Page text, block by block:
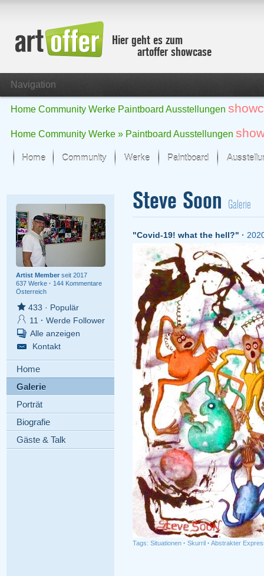
Hier geht es zum
artoffer showcase
Navigation
Home Community Werke Paintboard Ausstellungen
Home Community Werke » Paintboard Ausstellungen
Home Community Werke
Der letzte Monat im Fokus
Alle Fokus-Werke
Fokus-Werke
Neue Werke – Auswahl
Alle neuen Werke
Paintboard
Artist Memberseit 2017
637 Werke · 144 Kommentare
Österreich
433 · Populär
11 · Werde Follower
Alle anzeigen
Kontakt
Home
Galerie
Porträt
Biografie
Gäste & Talk
Steve Soon Galerie
"Covid-19! what the hell?" ·
Tags: Situationen · Skurril · Abstrakter